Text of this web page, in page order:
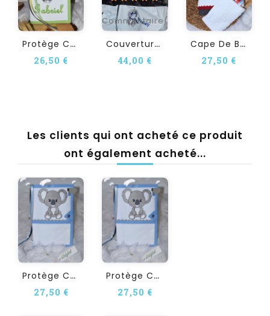
P
Rotège Carnet De Santé...
26,50 €
1
Commentaire(s)
C
Ouverture Bébé...
44,00 €
C
Ape De Bain Personnalisée...
27,50 €
Les clients qui ont acheté ce produit
ont également acheté...
P
Rotège Carnet De Santé À...
27,50 €
P
Rotège Carnet De Santé À...
27,50 €